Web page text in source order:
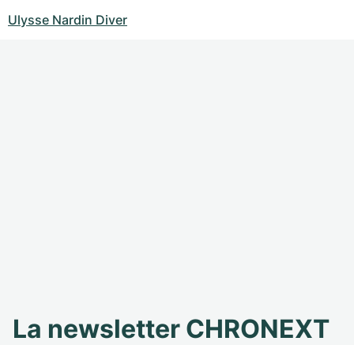
Ulysse Nardin Diver
La newsletter CHRONEXT